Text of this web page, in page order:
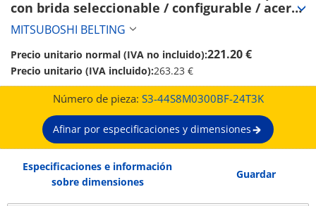
con brida seleccionable / configurable / acero
/ bruñido, niquelado químicamente / S8M0300
(S3-44S8M0300BF-24T3K)
MITSUBOSHI BELTING
Precio unitario normal (IVA no incluido):221.20 €
Precio unitario (IVA incluido):263.23 €
Número de pieza: S3-44S8M0300BF-24T3K
Afinar por especificaciones y dimensiones
Especificaciones e información
sobre dimensiones
Guardar